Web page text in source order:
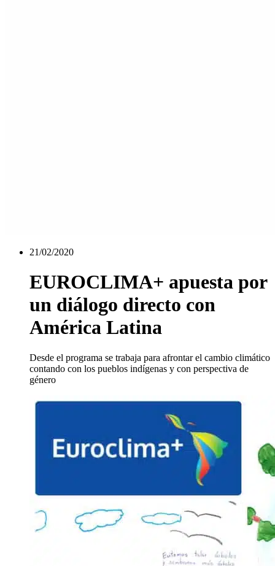
21/02/2020
EUROCLIMA+ apuesta por
un diálogo directo con
América Latina
Desde el programa se trabaja para afrontar el cambio climático
contando con los pueblos indígenas y con perspectiva de
género